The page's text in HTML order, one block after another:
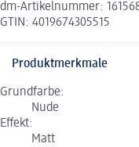
dm-Artikelnummer:
GTIN: 4019674305515
Produktmerkmale
Grundfarbe:
Nude
Effekt:
Matt